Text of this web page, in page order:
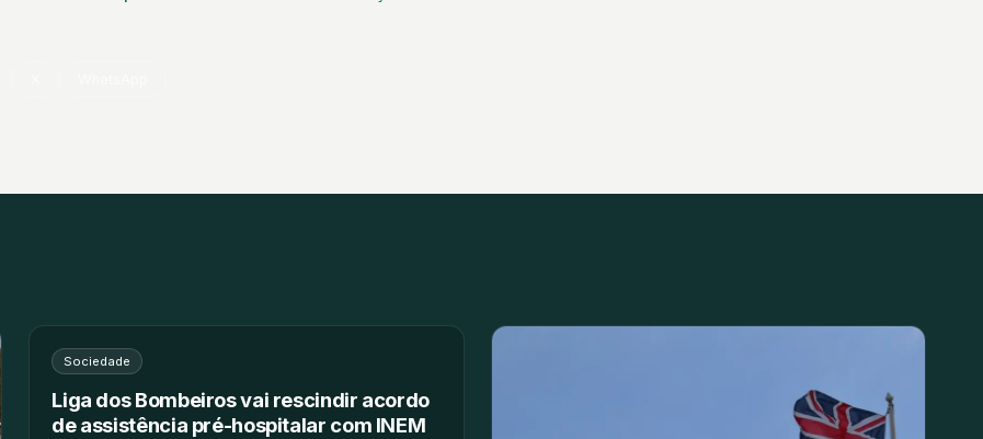
Sociedade
Liga dos Bombeiros vai rescindir acordo
de assistência pré-hospitalar com INEM